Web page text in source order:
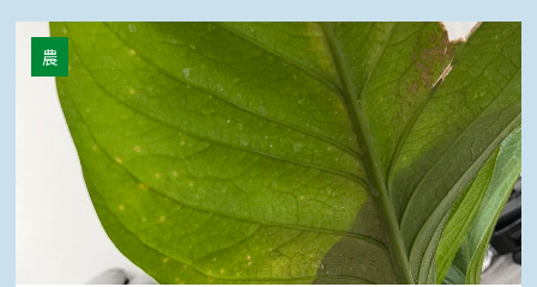
葉面上有黃色斑點
農